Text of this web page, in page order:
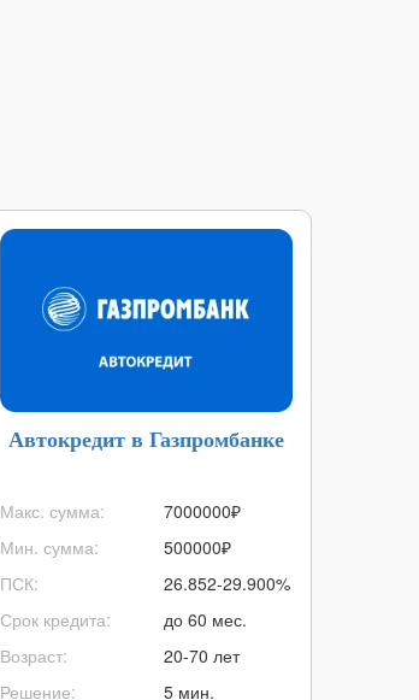
Автокредит в Газпромбанке
Макс. сумма:
Мин. сумма:
ПСК:
Срок кредита:
Возраст:
Решение:
7000000₽
500000₽
26.852-29.900%
до 60 мес.
20-70 лет
5 мин.